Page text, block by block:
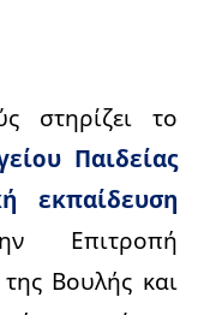
στηρίζει το
Παιδείας
εκπαίδευση
Επιτροπή
Βουλής και